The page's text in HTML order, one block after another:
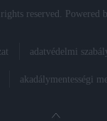
reserved. Powered
adatvédelmi
akadálymentességi